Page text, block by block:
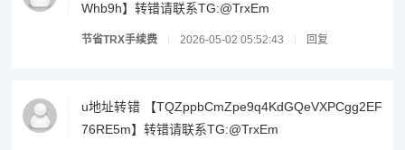
Whb9h】转错请联系TG:@TrxEm
节省TRX手续费 2026-05-02 05:52:43 回复
u地址转错 【TQZppbCmZpe9q4KdGQeVXPCgg2EF
76RE5m】转错请联系TG:@TrxEm